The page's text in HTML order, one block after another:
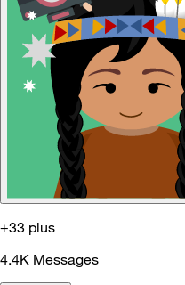
+33 plus
4.4K Messages